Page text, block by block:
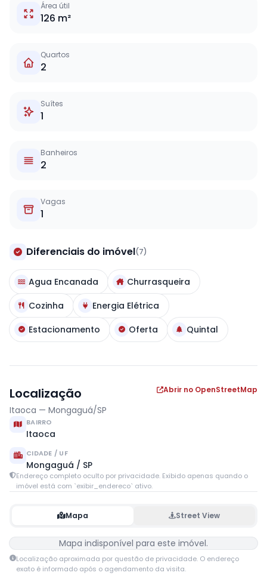
Área útil
126 m²
Quartos
2
Suítes
1
Banheiros
2
Vagas
1
Diferenciais do imóvel(7)
Agua Encanada
Churrasqueira
Cozinha
Energia Elétrica
Estacionamento
Oferta Quintal
Localização
Itaoca — Mongaguá/SP
Abrir no OpenStreetMap
BAIRRO
Itaoca
CIDADE / UF
Mongaguá / SP
Endereço completo oculto por privacidade. Exibido apenas quando o
imóvel está com `exibir_endereco` ativo.
Mapa Street View
Mapa indisponível para este imóvel.
Localização aproximada por questão de privacidade. O endereço
exato é informado após o agendamento da visita.